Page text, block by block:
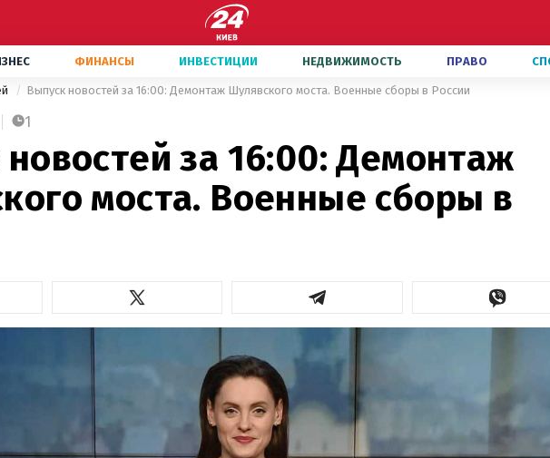
ФИНАНСЫ ИНВЕСТИЦИИ НЕДВИЖИМОСТЬ ПРАВО
Выпуск новостей за 16:00: Демонтаж Шулявского моста. Военные сборы в России
1
за 16:00: Демонтаж
моста. Военные сборы в